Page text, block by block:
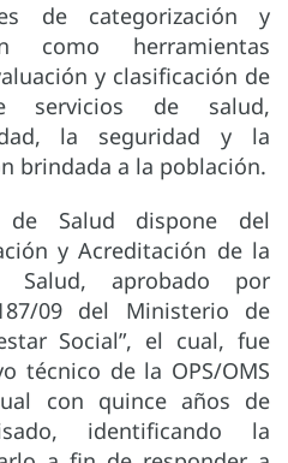
de categorización y
como herramientas
y clasificación de
servicios de salud,
la seguridad y la
brindada a la población.
de Salud dispone del
y Acreditación de la
Salud, aprobado por
09 del Ministerio de
Social”, el cual, fue
técnico de la OPS/OMS
con quince años de
identificando la